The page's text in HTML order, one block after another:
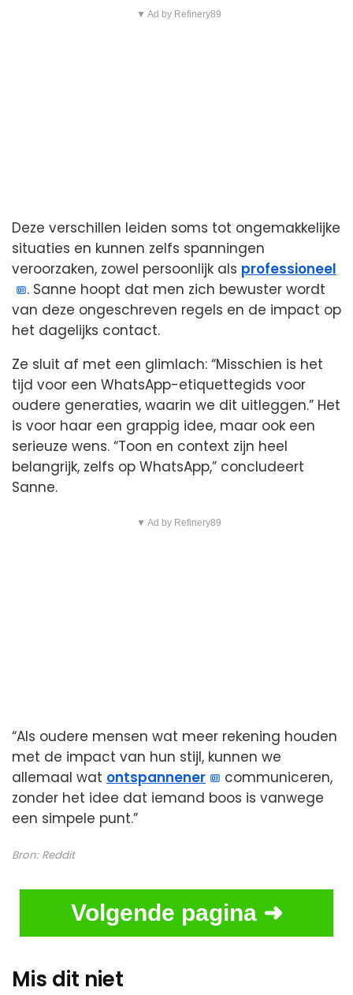
▼ Ad by Refinery89
Deze verschillen leiden soms tot ongemakkelijke
situaties en kunnen zelfs spanningen
veroorzaken, zowel persoonlijk als professioneel
. Sanne hoopt dat men zich bewuster wordt
van deze ongeschreven regels en de impact op
het dagelijks contact.
Ze sluit af met een glimlach: “Misschien is het
tijd voor een WhatsApp-etiquettegids voor
oudere generaties, waarin we dit uitleggen.” Het
is voor haar een grappig idee, maar ook een
serieuze wens. “Toon en context zijn heel
belangrijk, zelfs op WhatsApp,” concludeert
Sanne.
▼ Ad by Refinery89
“Als oudere mensen wat meer rekening houden
met de impact van hun stijl, kunnen we
allemaal wat ontspannener
communiceren,
zonder het idee dat iemand boos is vanwege
een simpele punt.”
Bron: Reddit
Volgende pagina ➜
Mis dit niet